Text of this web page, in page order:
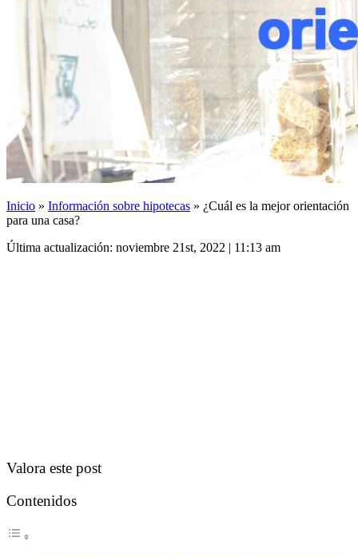
Inicio » Información sobre hipotecas » ¿Cuál es la mejor orientación
para una casa?
Última actualización: noviembre 21st, 2022 | 11:13 am
Valora este post
Contenidos